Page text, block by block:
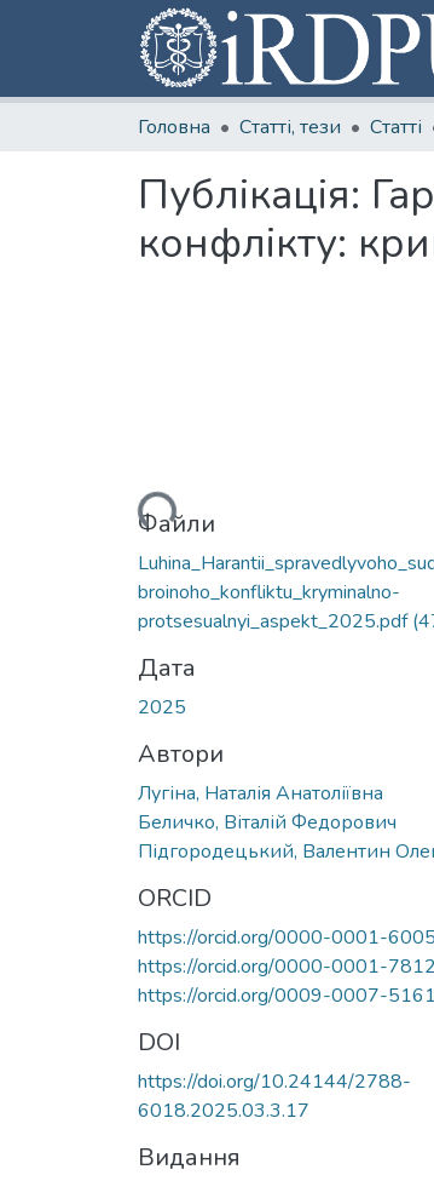
Головна Статті, тези Статті
Публікація:
конфлікту:
Вантажиться...
Файли
broinoho_konfliktu_kryminalno-
protsesualnyi_aspekt_2025.pdf
Дата
2025
Автори
Лугіна, Наталія Анатоліївна
Беличко, Віталій Федорович
Підгородецький, Валентин
ORCID
https://orcid.org/0000-0001-
https://orcid.org/0000-0001-
https://orcid.org/0009-0007-
DOI
https://doi.org/10.24144/2788-
6018.2025.03.3.17
Видання